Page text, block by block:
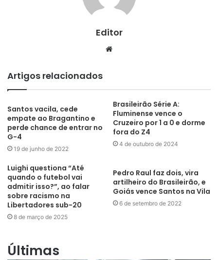
Editor
Website
Artigos relacionados
Santos vacila, cede
empate ao Bragantino e
perde chance de entrar no
G-4
19 de junho de 2022
Brasileirão Série A:
Fluminense vence o
Cruzeiro por 1 a 0 e dorme
fora do Z4
4 de outubro de 2024
Luighi questiona “Até
quando o futebol vai
admitir isso?”, ao falar
sobre racismo na
Libertadores sub-20
8 de março de 2025
Pedro Raul faz dois, vira
artilheiro do Brasileirão, e
Goiás vence Santos na Vila
6 de setembro de 2022
Últimas